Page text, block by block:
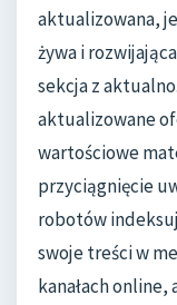
aktualizowana,
żywa i
sekcja z
aktualizowane
wartościowe
przyciągnięcie
robotów
swoje treści w
kanałach